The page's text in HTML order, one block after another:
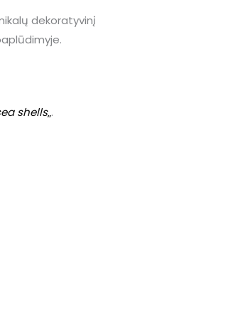
dekoratyvinį
shells„.